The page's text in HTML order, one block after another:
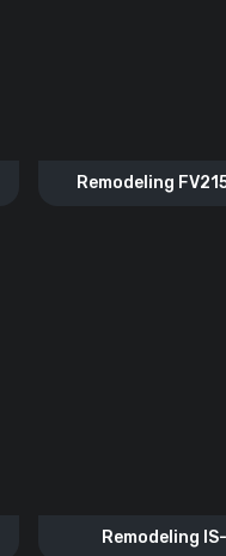
Remodeling
Remodeling